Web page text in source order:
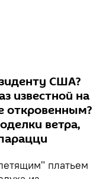
США?
известной на
откровенным?
ветра,
платьем